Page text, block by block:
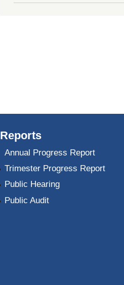
Reports
Annual Progress Report
Trimester Progress Report
Public Hearing
Public Audit